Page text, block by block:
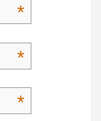
*
*
*